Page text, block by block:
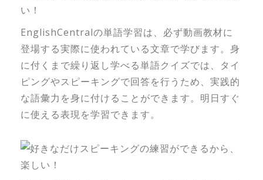
EnglishCentralの単語学習は、必ず動画教材に
登場する実際に使われている文章で学びます。身
に付くまで繰り返し学べる単語クイズでは、タイ
ピングやスピーキングで回答を行うため、実践的
な語彙力を身に付けることができます。明日すぐ
に使える表現を学習できます。